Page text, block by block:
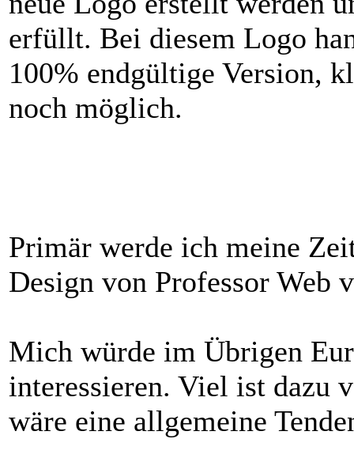
erfüllt. Bei diesem Logo
100% endgültige Version,
noch möglich.
Primär werde ich meine
Design von Professor Web
Mich würde im Übrigen
interessieren. Viel ist dazu
wäre eine allgemeine